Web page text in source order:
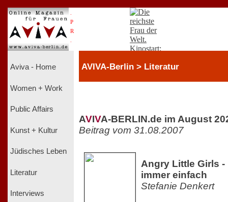
P
R
Aviva - Home
Women + Work
Public Affairs
Kunst + Kultur
Jüdisches Leben
Literatur
Interviews
AVIVA-Berlin > Literatur
AVIVA-BERLIN.de im August
Beitrag vom 31.08.2007
Angry Little Girls
immer einfach
Stefanie Denkert